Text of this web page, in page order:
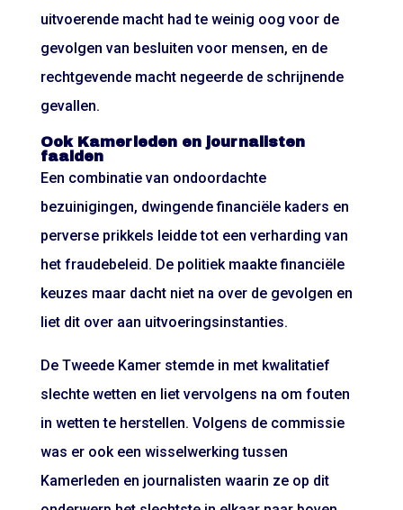
uitvoerende macht had te weinig oog voor de
gevolgen van besluiten voor mensen, en de
rechtgevende macht negeerde de schrijnende
gevallen.
Ook Kamerleden en journalisten
faalden
Een combinatie van ondoordachte
bezuinigingen, dwingende financiële kaders en
perverse prikkels leidde tot een verharding van
het fraudebeleid. De politiek maakte financiële
keuzes maar dacht niet na over de gevolgen en
liet dit over aan uitvoeringsinstanties.
De Tweede Kamer stemde in met kwalitatief
slechte wetten en liet vervolgens na om fouten
in wetten te herstellen. Volgens de commissie
was er ook een wisselwerking tussen
Kamerleden en journalisten waarin ze op dit